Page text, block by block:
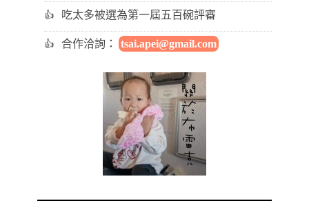
吃太多被選為第一屆五百碗評審
合作洽詢： tsai.apei@gmail.com